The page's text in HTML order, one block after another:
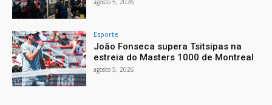
agosto 5, 2026
Esporte
João Fonseca supera Tsitsipas na
estreia do Masters 1000 de Montreal
agosto 5, 2026